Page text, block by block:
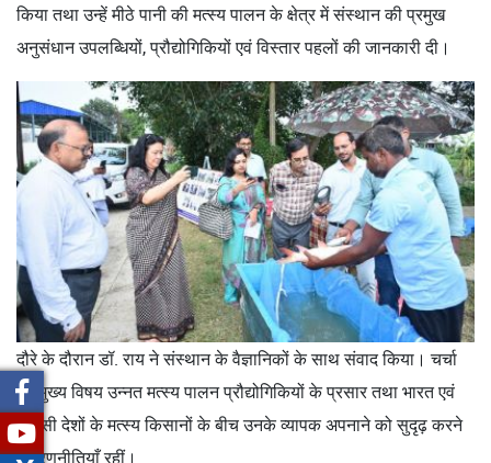
किया तथा उन्हें मीठे पानी की मत्स्य पालन के क्षेत्र में संस्थान की प्रमुख
अनुसंधान उपलब्धियों, प्रौद्योगिकियों एवं विस्तार पहलों की जानकारी दी।
दौरे के दौरान डॉ. राय ने संस्थान के वैज्ञानिकों के साथ संवाद किया। चर्चा
का मुख्य विषय उन्नत मत्स्य पालन प्रौद्योगिकियों के प्रसार तथा भारत एवं
पड़ोसी देशों के मत्स्य किसानों के बीच उनके व्यापक अपनाने को सुदृढ़ करने
की रणनीतियाँ रहीं।